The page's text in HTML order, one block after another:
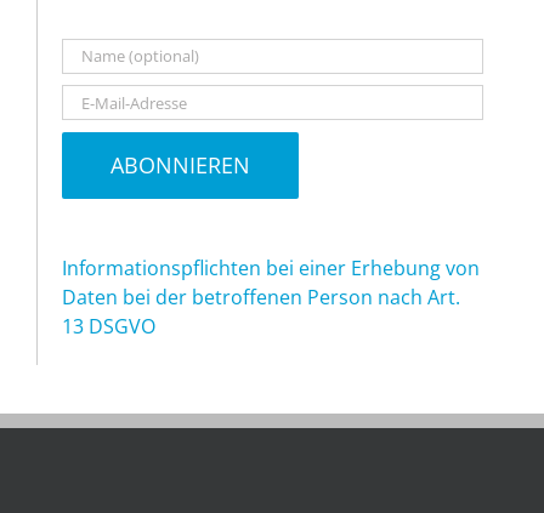
Informationspflichten bei einer Erhebung von
Daten bei der betroffenen Person nach Art.
13 DSGVO